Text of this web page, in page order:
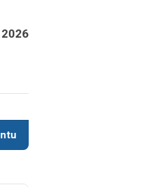
2026
Taklukkan Jalur Ekstrem